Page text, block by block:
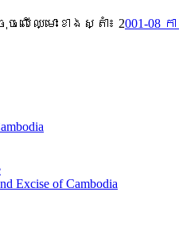
ឈ្មោះខាងស្តាំ៖ 2001-
Excise of Cambodia